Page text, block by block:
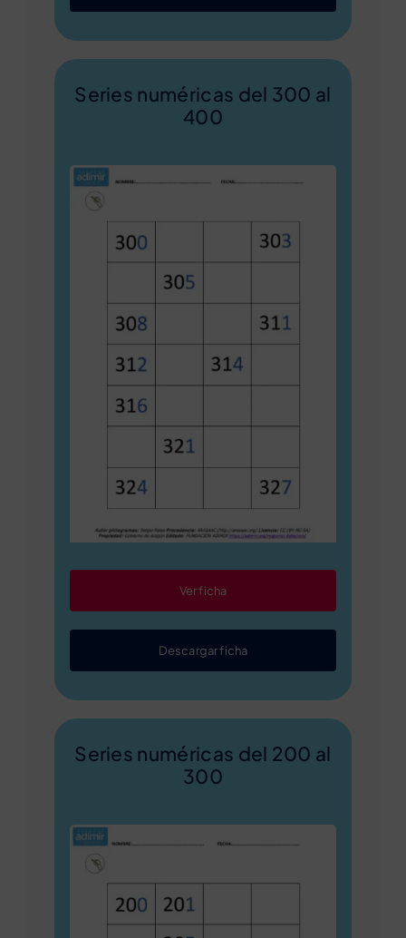
Series numéricas del 300 al
400
Ver ficha
Descargar ficha
Series numéricas del 200 al
300